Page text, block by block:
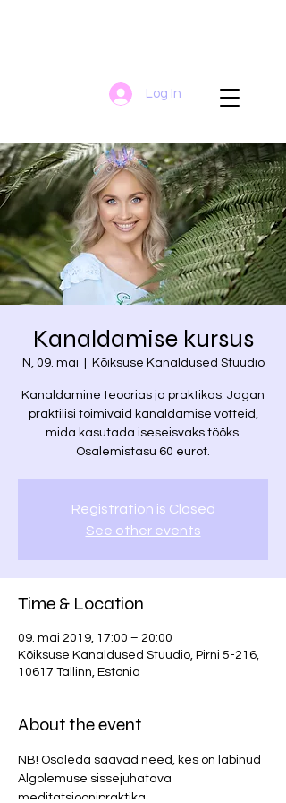
Log In
Kanaldamise kursus
N, 09. mai Kõiksuse Kanaldused Stuudio
Kanaldamine teoorias ja praktikas. Jagan
praktilisi toimivaid kanaldamise võtteid,
mida kasutada iseseisvaks tööks.
Osalemistasu 60 eurot.
Registration is Closed
See other events
Time & Location
09. mai 2019, 17:00 – 20:00
Kõiksuse Kanaldused Stuudio, Pirni 5-216,
10617 Tallinn, Estonia
About the event
NB! Osaleda saavad need, kes on läbinud
Algolemuse sissejuhatava
meditatsioonipraktika.